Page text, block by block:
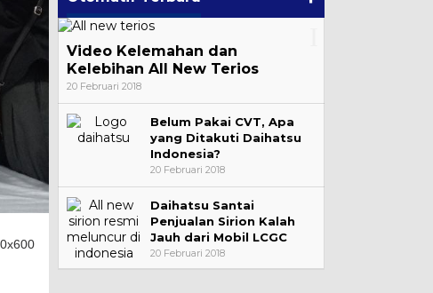
Video Kelemahan dan
Kelebihan All New Terios
20 Februari 2018
Belum Pakai CVT, Apa
yang Ditakuti Daihatsu
Indonesia?
20 Februari 2018
Daihatsu Santai
Penjualan Sirion Kalah
Jauh dari Mobil LCGC
20 Februari 2018